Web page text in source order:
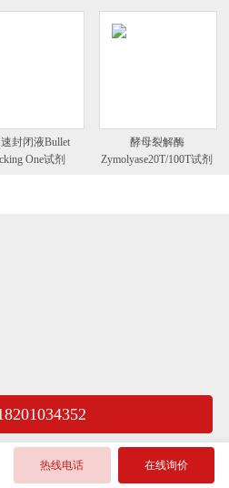
封闭液Bullet
One试剂
酵母裂解酶
Zymolyase20T/100T试剂
热线电话 在线询价